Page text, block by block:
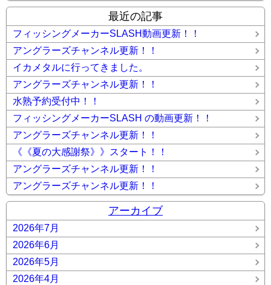
最近の記事
フィッシングメーカーSLASH動画更新！！
アングラーズチャンネル更新！！
イカメタルに行ってきました。
アングラーズチャンネル更新！！
水熟予約受付中！！
フィッシングメーカーSLASH の動画更新！！
アングラーズチャンネル更新！！
《《夏の大感謝祭》》スタート！！
アングラーズチャンネル更新！！
アングラーズチャンネル更新！！
アーカイブ
2026年7月
2026年6月
2026年5月
2026年4月